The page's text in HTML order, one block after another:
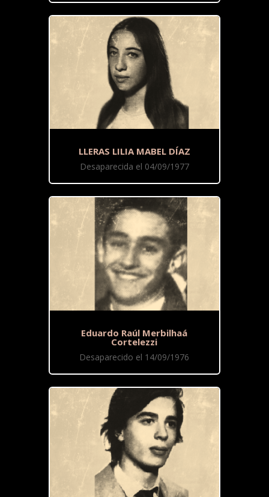
LLERAS LILIA MABEL DÍAZ
Desaparecida el 04/09/1977
Eduardo Raúl Merbilhaá
Cortelezzi
Desaparecido el 14/09/1976